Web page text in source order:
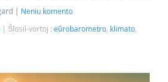
Neniu komento
Ŝlosil-vortoj : eŭrobarometro, klimato,